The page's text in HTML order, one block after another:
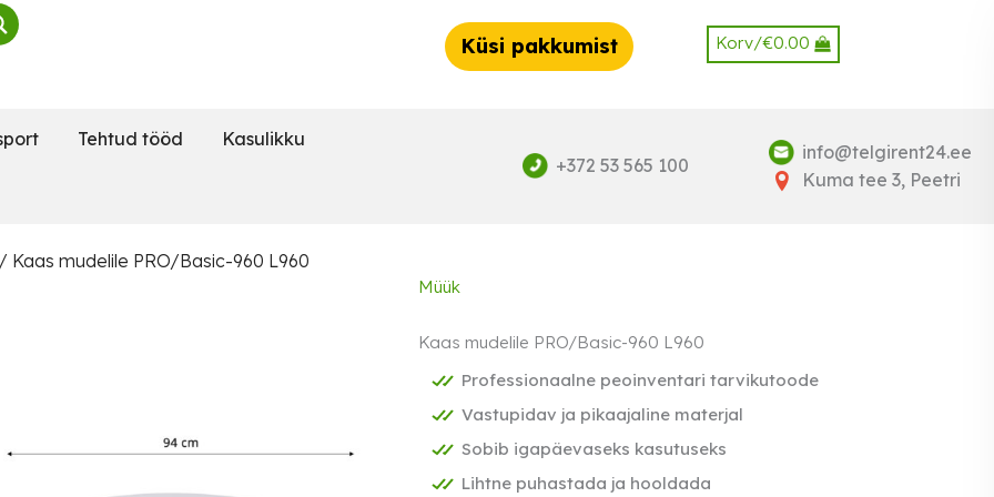
Korv/€0.00
Küsi pakkumist
Tehtud tööd Kasulikku
+372 53 565 100
info@telgirent24.ee
Kuma tee 3, Peetri
/ Kaas mudelile PRO/Basic-960 L960
Müük
Kaas mudelile PRO/Basic-960 L960
Professionaalne peoinventari tarvikutoode
Vastupidav ja pikaajaline materjal
Sobib igapäevaseks kasutuseks
Lihtne puhastada ja hooldada